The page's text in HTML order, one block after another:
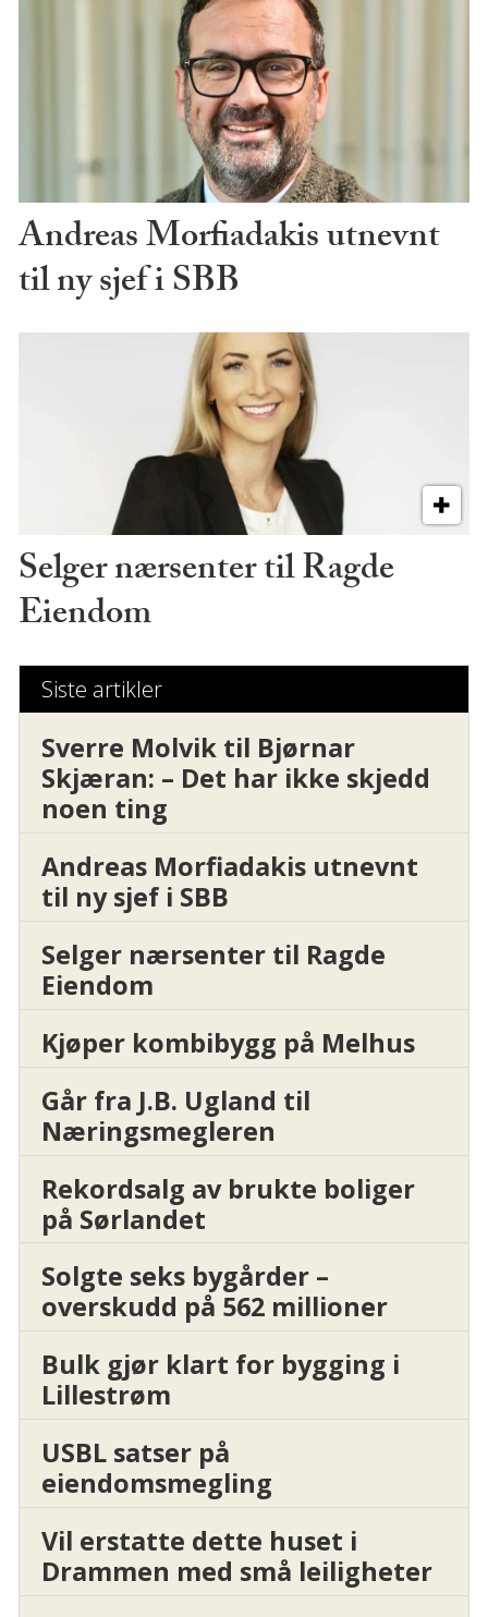
Andreas Morfiadakis utnevnt
til ny sjef i SBB
Selger nærsenter til Ragde
Eiendom
Siste artikler
Sverre Molvik til Bjørnar
Skjæran: – Det har ikke skjedd
noen ting
Andreas Morfiadakis utnevnt
til ny sjef i SBB
Selger nærsenter til Ragde
Eiendom
Kjøper kombibygg på Melhus
Går fra J.B. Ugland til
Næringsmegleren
Rekordsalg av brukte boliger
på Sørlandet
Solgte seks bygårder –
overskudd på 562 millioner
Bulk gjør klart for bygging i
Lillestrøm
USBL satser på
eiendomsmegling
Vil erstatte dette huset i
Drammen med små leiligheter